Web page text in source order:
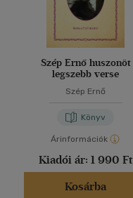
Szép Ernő huszonöt
legszebb verse
Szép Ernő
Könyv
Árinformációk
Kiadói ár: 1 990 Ft
Kosárba